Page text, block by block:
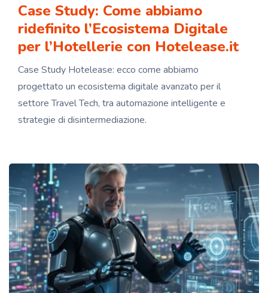
Case Study: Come abbiamo
ridefinito l’Ecosistema Digitale
per l’Hotellerie con Hotelease.it
Case Study Hotelease: ecco come abbiamo
progettato un ecosistema digitale avanzato per il
settore Travel Tech, tra automazione intelligente e
strategie di disintermediazione.